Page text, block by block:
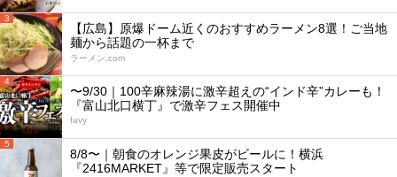
3
【広島】原爆ドーム近くのおすすめラーメン8選！ご当地
麺から話題の一杯まで
ラーメン.com
4
〜9/30｜100辛麻辣湯に激辛超えの“インド辛”カレーも！
『富山北口横丁』で激辛フェス開催中
favy
5
8/8〜｜朝食のオレンジ果皮がビールに！横浜
『2416MARKET』等で限定販売スタート